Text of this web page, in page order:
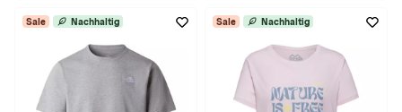
Sale Nachhaltig Sale Nachhaltig